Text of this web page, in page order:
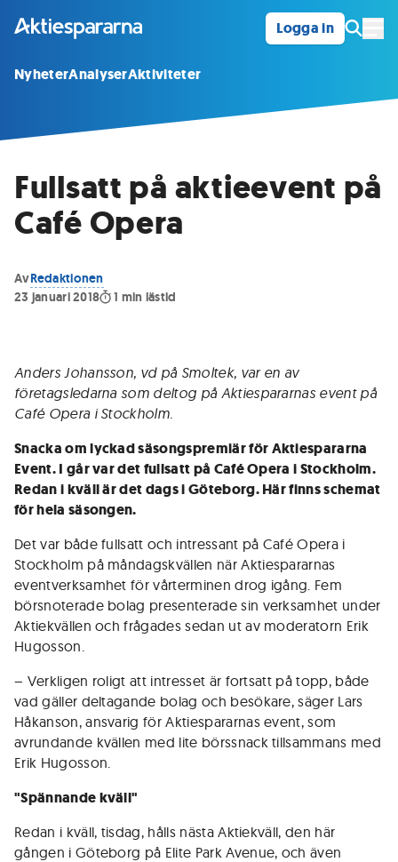
Logga in
NyheterAnalyserAktiviteter
Fullsatt på aktieevent på
Café Opera
AvRedaktionen
23 januari 2018
1 min lästid
Anders Johansson, vd på Smoltek, var en av
företagsledarna som deltog på Aktiespararnas event på
Café Opera i Stockholm.
Snacka om lyckad säsongspremiär för Aktiespararna
Event. I går var det fullsatt på Café Opera i Stockholm.
Redan i kväll är det dags i Göteborg. Här finns schemat
för hela säsongen.
Det var både fullsatt och intressant på Café Opera i
Stockholm på måndagskvällen när Aktiespararnas
eventverksamhet för vårterminen drog igång. Fem
börsnoterade bolag presenterade sin verksamhet under
Aktiekvällen och frågades sedan ut av moderatorn Erik
Hugosson.
– Verkligen roligt att intresset är fortsatt på topp, både
vad gäller deltagande bolag och besökare, säger Lars
Håkanson, ansvarig för Aktiespararnas event, som
avrundande kvällen med lite börssnack tillsammans med
Erik Hugosson.
"Spännande kväll"
Redan i kväll, tisdag, hålls nästa Aktiekväll, den här
gången i Göteborg på Elite Park Avenue, och även